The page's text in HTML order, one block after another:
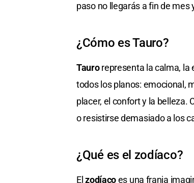
paso no llegarás a fin de mes
¿Cómo es Tauro?
Taurorepresenta la calma, la
todos los planos: emocional,
placer, el confort y la belleza.
o resistirse demasiado a los
¿Qué es el zodíaco?
Elzodíacoes una franja